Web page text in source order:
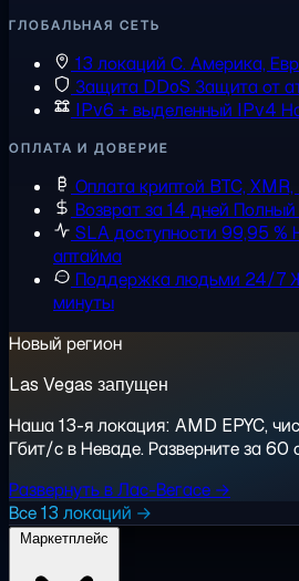
ГЛОБАЛЬНАЯ СЕТЬ
13 локаций С. Америка,
Защита DDoS Защита от
IPv6 + выделенный IPv4
ОПЛАТА И ДОВЕРИЕ
Оплата криптой BTC,
Возврат за 14 дней Полный
SLA доступности 99,95 %
аптайма
Поддержка людьми 24/7
минуты
Новый регион
Las Vegas запущен
Наша 13-я локация: AMD EPYC,
Гбит/с в Неваде. Разверните за 60
Развернуть в Лас-Вегасе →
Все 13 локаций →